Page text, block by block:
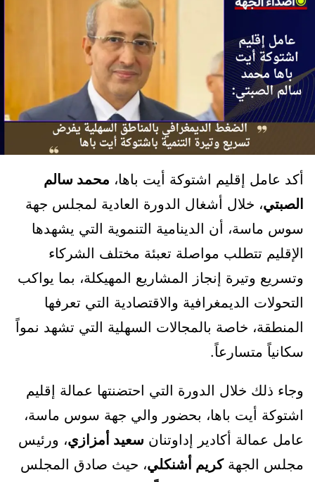
أكد عامل إقليم اشتوكة أيت باها، محمد سالم
الصبتي، خلال أشغال الدورة العادية لمجلس جهة
سوس ماسة، أن الدينامية التنموية التي يشهدها
الإقليم تتطلب مواصلة تعبئة مختلف الشركاء
وتسريع وتيرة إنجاز المشاريع المهيكلة، بما يواكب
التحولات الديمغرافية والاقتصادية التي تعرفها
المنطقة، خاصة بالمجالات السهلية التي تشهد نمواً
سكانياً متسارعاً.
وجاء ذلك خلال الدورة التي احتضنتها عمالة إقليم
اشتوكة أيت باها، بحضور والي جهة سوس ماسة،
عامل عمالة أكادير إداوتنان سعيد أمزازي، ورئيس
مجلس الجهةكريم أشنكلي، حيث صادق المجلس